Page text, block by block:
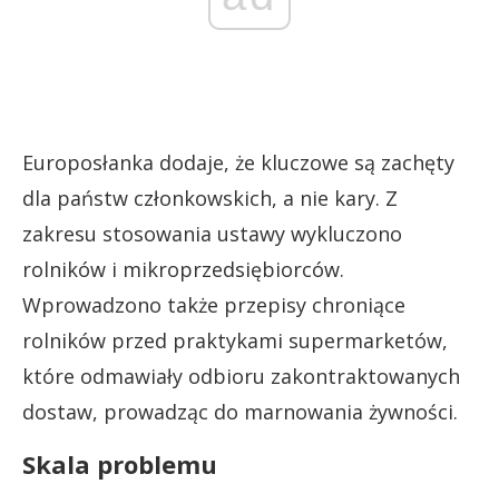
Europosłanka dodaje, że kluczowe są zachęty
dla państw członkowskich, a nie kary. Z
zakresu stosowania ustawy wykluczono
rolników i mikroprzedsiębiorców.
Wprowadzono także przepisy chroniące
rolników przed praktykami supermarketów,
które odmawiały odbioru zakontraktowanych
dostaw, prowadząc do marnowania żywności.
Skala problemu